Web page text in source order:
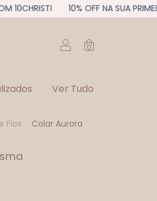
10% OFF NA SUA PRIMEIRA
0
Ver Tudo
Fios . Colar Aurora